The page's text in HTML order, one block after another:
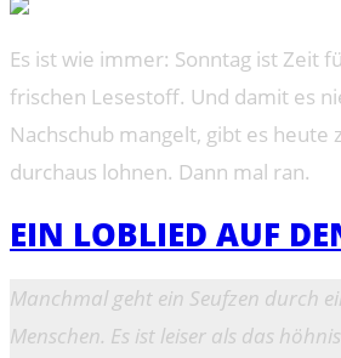
Es ist wie immer: Sonntag ist Zeit
frischen Lesestoff. Und damit es
Nachschub mangelt, gibt es heute
durchaus lohnen. Dann mal ran.
EIN LOBLIED AUF
Manchmal geht ein Seufzen durch
Menschen. Es ist leiser als das